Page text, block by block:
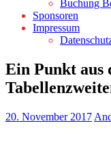
Buchung
Sponsoren
Impressum
Ein Punkt aus
20. November 2017